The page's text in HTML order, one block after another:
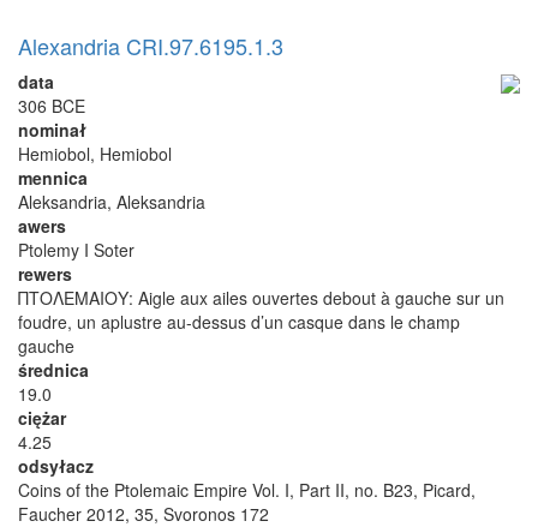
Alexandria CRI.97.6195.1.3
data
306 BCE
nominał
Hemiobol, Hemiobol
mennica
Aleksandria, Aleksandria
awers
Ptolemy I Soter
rewers
ΠΤΟΛΕΜΑΙΟΥ: Aigle aux ailes ouvertes debout à gauche sur un
foudre, un aplustre au-dessus d’un casque dans le champ
gauche
średnica
19.0
ciężar
4.25
odsyłacz
Coins of the Ptolemaic Empire Vol. I, Part II, no. B23, Picard,
Faucher 2012, 35, Svoronos 172